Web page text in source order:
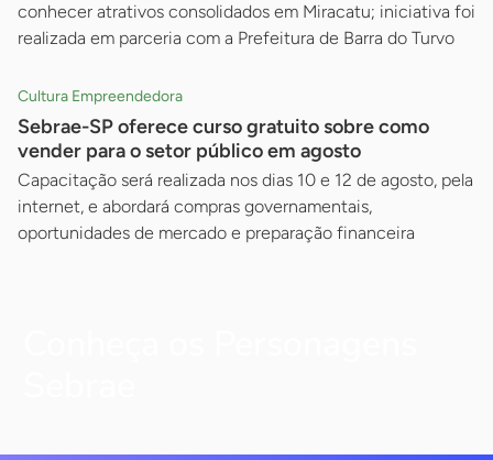
conhecer atrativos consolidados em Miracatu; iniciativa foi
realizada em parceria com a Prefeitura de Barra do Turvo
Cultura Empreendedora
Sebrae-SP oferece curso gratuito sobre como
vender para o setor público em agosto
Capacitação será realizada nos dias 10 e 12 de agosto, pela
internet, e abordará compras governamentais,
oportunidades de mercado e preparação financeira